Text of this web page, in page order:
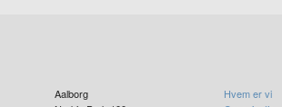
Aalborg
Hvem er vi